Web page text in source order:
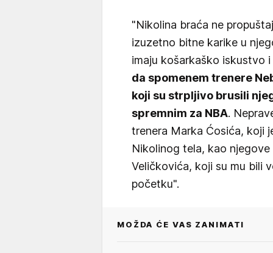
"Nikolina braća ne
izuzetno bitne karike u
imaju košarkaško iskustvo
da spomenem trenere
koji su strpljivo brusili
spremnim za NBA.
trenera Marka Ćosića, koji
Nikolinog tela, kao
Veličkovića, koji su mu bili
početku".
MOŽDA ĆE VAS ZANIMATI